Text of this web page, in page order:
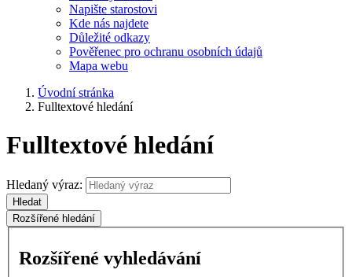
Napište starostovi
Kde nás najdete
Důležité odkazy
Pověřenec pro ochranu osobních údajů
Mapa webu
Úvodní stránka
Fulltextové hledání
Fulltextové hledání
Hledaný výraz:
Hledat
Rozšířené hledání
Rozšířené vyhledávání